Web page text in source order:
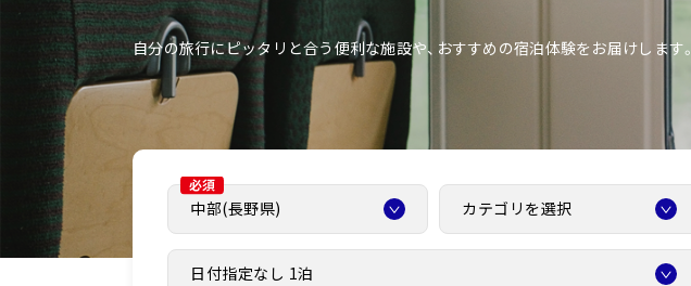
自分の旅行にピッタリと合う便利な施設や、おすすめの宿泊体験をお届けします。
中部(長野県) カテゴリを選択
日付指定なし 1泊